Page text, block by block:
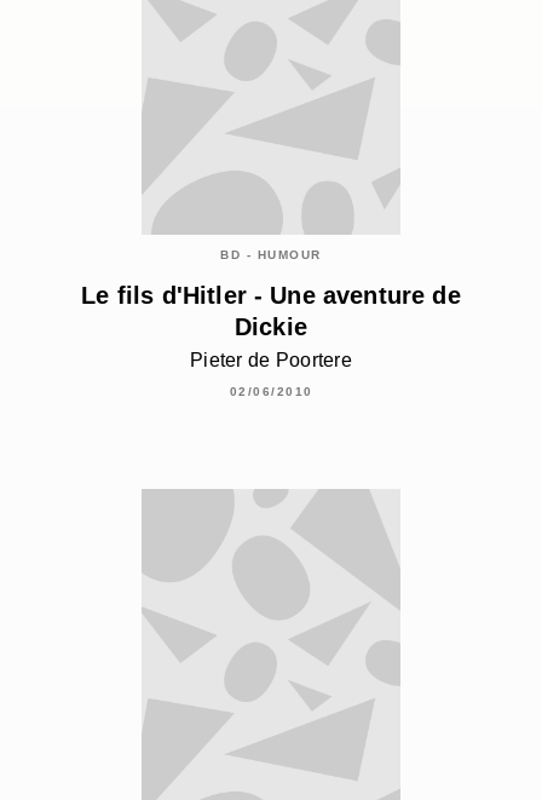
BD - HUMOUR
Le fils d'Hitler - Une aventure de
Dickie
Pieter de Poortere
02/06/2010